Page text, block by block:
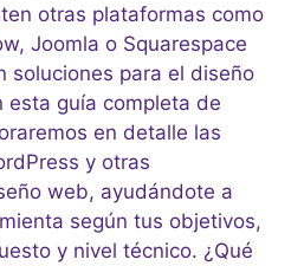
otras plataformas como
Joomla o Squarespace
soluciones para el diseño
esta guía completa de
en detalle las
y otras
web, ayudándote a
según tus objetivos,
y nivel técnico. ¿Qué